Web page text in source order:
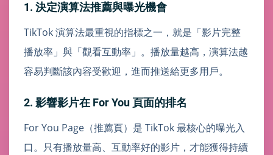
1. 決定演算法推薦與曝光機會
TikTok 演算法最重視的指標之一，就是「影片完整
播放率」與「觀看互動率」。播放量越高，演算法越
容易判斷該內容受歡迎，進而推送給更多用戶。
2. 影響影片在 For You 頁面的排名
For You Page（推薦頁）是 TikTok 最核心的曝光入
口。只有播放量高、互動率好的影片，才能獲得持續